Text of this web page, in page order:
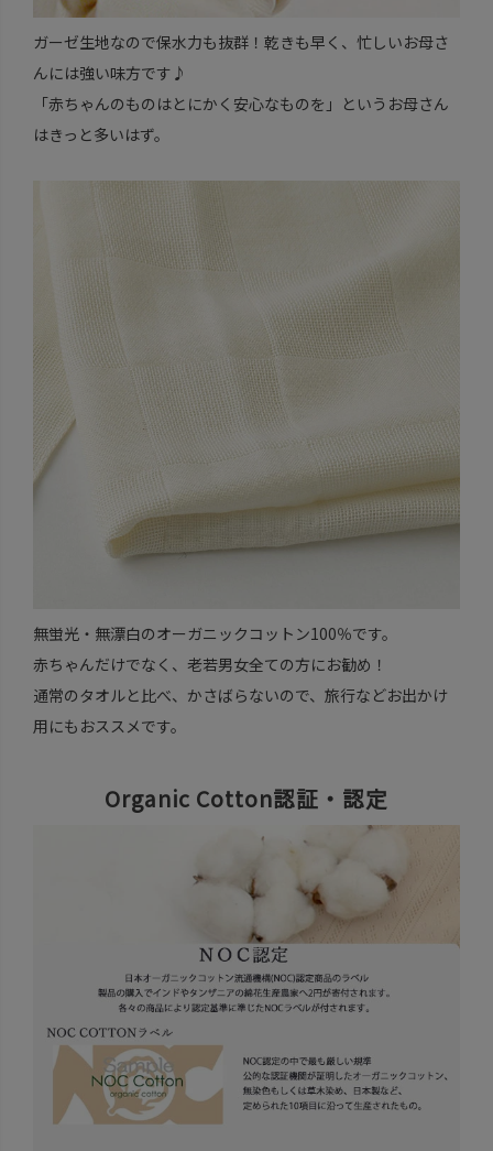
ガーゼ生地なので保水力も抜群！乾きも早く、忙しいお母さ
んには強い味方です♪
「赤ちゃんのものはとにかく安心なものを」というお母さん
はきっと多いはず。
無蛍光・無漂白のオーガニックコットン100％です。
赤ちゃんだけでなく、老若男女全ての方にお勧め！
通常のタオルと比べ、かさばらないので、旅行などお出かけ
用にもおススメです。
Organic Cotton認証・認定